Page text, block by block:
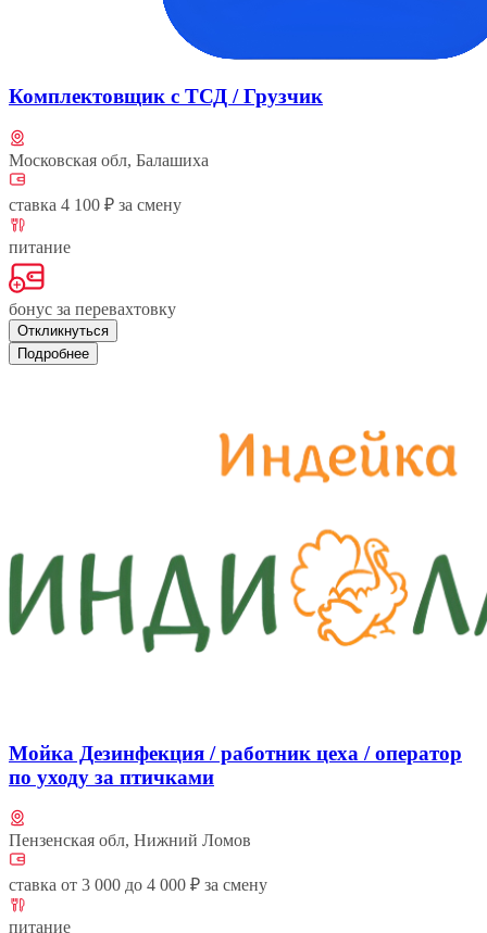
Комплектовщик с ТСД / Грузчик
Московская обл, Балашиха
ставка 4 100 ₽ за смену
питание
бонус за перевахтовку
Откликнуться
Подробнее
Мойка Дезинфекция / работник цеха / оператор
по уходу за птичками
Пензенская обл, Нижний Ломов
ставка от 3 000 до 4 000 ₽ за смену
питание